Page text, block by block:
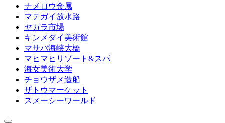
ナメロウ金属
マテガイ放水路
ヤガラ市場
キンメダイ美術館
マサバ海峡大橋
マヒマヒリゾート&スパ
海女美術大学
チョウザメ造船
ザトウマーケット
スメーシーワールド